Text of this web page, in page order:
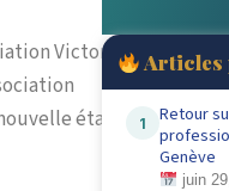
Victory, en
étape
Articles
Retour
Genève
juin